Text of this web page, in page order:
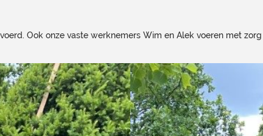
Ook onze vaste werknemers Wim en Alek voeren met